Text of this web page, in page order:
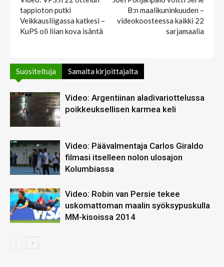
tappioton putki
Veikkausliigassa katkesi –
KuPS oli liian kova isäntä
B:n maalikuninkuuden –
videokoosteessa kaikki 22
sarjamaalia
Suositeltuja Samalta kirjoittajalta
Video: Argentiinan aladivariottelussa
poikkeuksellisen karmea keli
Video: Päävalmentaja Carlos Giraldo
filmasi itselleen nolon ulosajon
Kolumbiassa
Video: Robin van Persie tekee
uskomattoman maalin syöksypuskulla
MM-kisoissa 2014